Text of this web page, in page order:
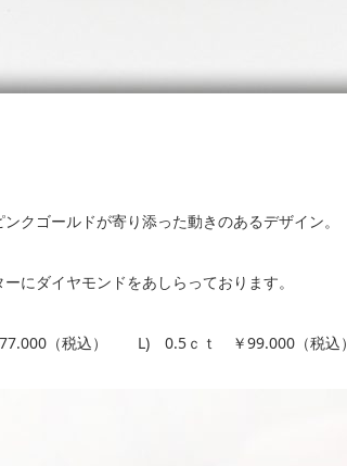
クゴールドが寄り添った動きのあるデザイン。
にダイヤモンドをあしらっております。
（税込） L) 0.5ｃｔ ￥99.000（税込）